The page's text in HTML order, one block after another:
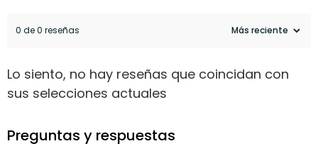
0 de 0 reseñas
Lo siento, no hay reseñas que coincidan con
sus selecciones actuales
Preguntas y respuestas